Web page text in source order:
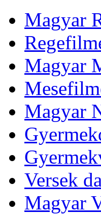
Magyar
Magyar
Magyar
Versek
Magyar